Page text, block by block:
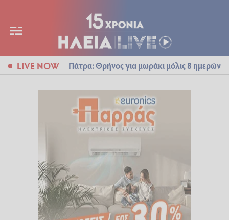
LIVE NOW Πάτρα: Θρήνος για μωράκι μόλις 8 ημερών